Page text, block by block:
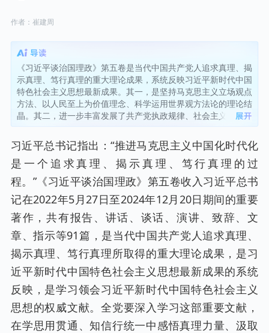
作者： 崔建周
《习近平谈治国理政》第五卷是当代中国共产党人追求真理、揭
示真理、笃行真理的重大理论成果，系统反映习近平新时代中国
特色社会主义思想最新成果。其一，是坚持马克思主义立场观点
方法、以人民至上为价值理念、科学运用世界观方法论的理论结
晶。其二，进一步丰富发展了共产党执政规律、社会主义建设规
律、人类社会发展规律的真理性认识。其三，强调以深学细悟促
笃信笃行，推动党的创新理论转化为坚定理想、锤炼党性和指导
实践、推动工作的强大力量。
习近平总书记指出：“推进马克思主义中国化时代化
是一个追求真理、揭示真理、笃行真理的过
程。”《习近平谈治国理政》第五卷收入习近平总书
记在2022年5月27日至2024年12月20日期间的重要
著作，共有报告、讲话、谈话、演讲、致辞、文
章、指示等91篇，是当代中国共产党人追求真理、
揭示真理、笃行真理所取得的重大理论成果，是习
近平新时代中国特色社会主义思想最新成果的系统
反映，是学习领会习近平新时代中国特色社会主义
思想的权威文献。全党要深入学习这部重要文献，
在学思用贯通、知信行统一中感悟真理力量、汲取